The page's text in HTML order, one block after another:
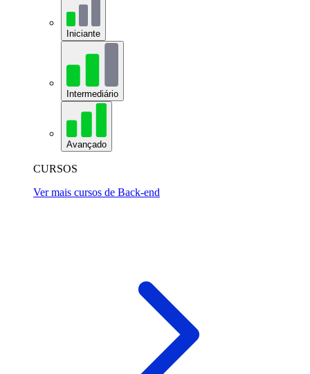
Iniciante
Intermediário
Avançado
CURSOS
Ver mais cursos de Back-end